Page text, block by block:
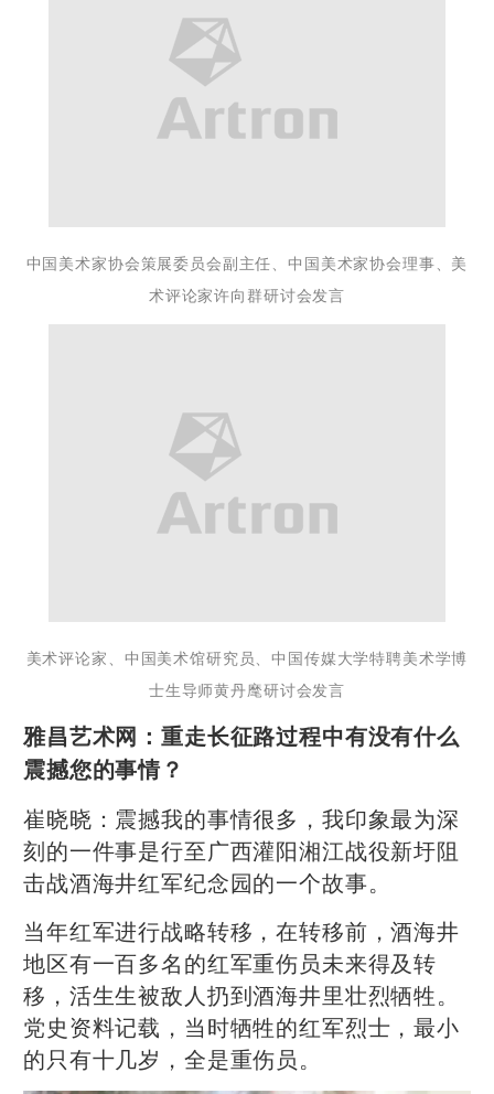
中国美术家协会策展委员会副主任、中国美术家协会理事、美
术评论家许向群研讨会发言
美术评论家、中 国美术馆研究员、中国传媒大学特聘美术学博
士生导师黄丹麾研讨会发言
雅昌艺术网：重走长征路过程中有没有什么
震撼您的事情？
崔晓晓：震撼我的事情很多，我印象最为深
刻的一件事是行至广西灌阳湘江战役新圩阻
击战酒海井红军纪念园的一个故事。
当年红军进行战略转移，在转移前，酒海井
地区有一百多名的红军重伤员未来得及转
移，活生生被敌人扔到酒海井里壮烈牺牲。
党史资料记载，当时牺牲的红军烈士，最小
的只有十几岁，全是重伤员。